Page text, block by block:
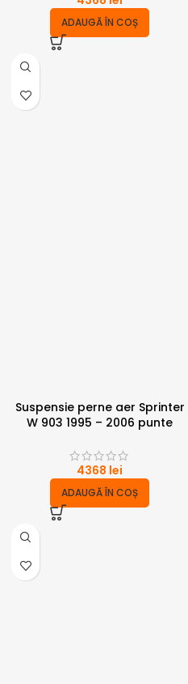
ADAUGĂ ÎN COȘ
Suspensie perne aer Sprinter
W 903 1995 – 2006 punte
4368 lei
ADAUGĂ ÎN COȘ